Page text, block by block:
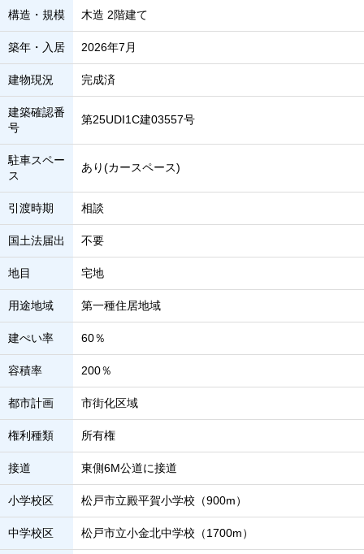
構造・規模 木造 2階建て
築年・入居 2026年7月
建物現況 完成済
建築確認番
号
第25UDI1C建03557号
駐車スペー
ス
あり(カースペース)
引渡時期 相談
国土法届出 不要
地目 宅地
用途地域 第一種住居地域
建ぺい率 60％
容積率 200％
都市計画 市街化区域
権利種類 所有権
接道 東側6M公道に接道
小学校区 松戸市立殿平賀小学校（900m）
中学校区 松戸市立小金北中学校（1700m）